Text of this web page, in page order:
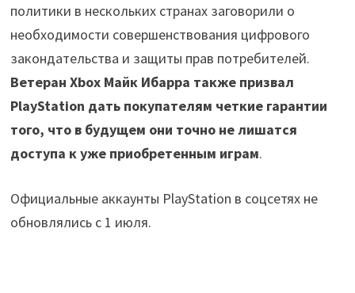
политики в нескольких странах заговорили о
необходимости совершенствования цифрового
закондательства и защиты прав потребителей.
Ветеран Xbox Майк Ибарра также призвал
PlayStation дать покупателям четкие гарантии
того, что в будущем они точно не лишатся
доступа к уже приобретенным играм.
Официальные аккаунты PlayStation в соцсетях не
обновлялись с 1 июля.